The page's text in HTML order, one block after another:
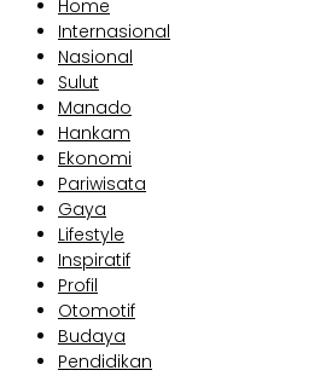
Home
Internasional
Nasional
Sulut
Manado
Hankam
Ekonomi
Pariwisata
Gaya
Lifestyle
Inspiratif
Profil
Otomotif
Budaya
Pendidikan